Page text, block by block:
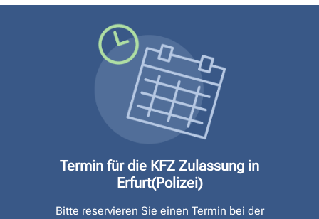
Termin für die KFZ Zulassung in
Erfurt(Polizei)
Bitte reservieren Sie einen Termin bei der